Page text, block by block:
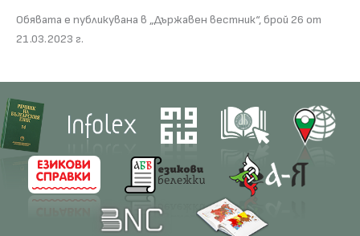
Обявата е публикувана в „Държавен вестник“, брой 26 от
21.03.2023 г.